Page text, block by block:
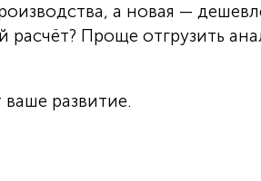
а новая —
Проще отгрузить
развитие.